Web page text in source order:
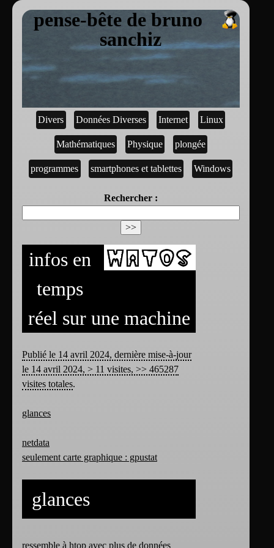
pense-bête de bruno
sanchiz
Divers Données Diverses Internet Linux
Mathématiques Physique plongée
programmes smartphones et tablettes Windows
Rechercher :
infos en
temps
réel sur une machine
Publié le 14 avril 2024, dernière mise-à-jour
le 14 avril 2024, > 11 visites, >> 465287
visites totales.
glances
netdata
seulement carte graphique : gpustat
glances
ressemble à htop avec plus de données